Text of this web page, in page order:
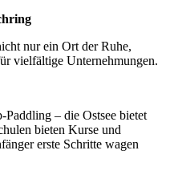
nur ein Ort der Ruhe,
vielfältige Unternehmungen.
Paddling – die Ostsee bietet
bieten Kurse und
erste Schritte wagen